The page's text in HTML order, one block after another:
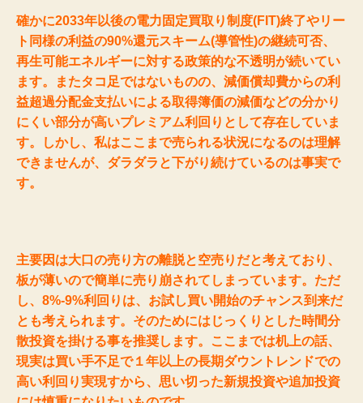
確かに2033年以後の電力固定買取り制度(FIT)終了やリー
ト同様の利益の90%還元スキーム(導管性)の継続可否、
再生可能エネルギーに対する政策的な不透明が続いてい
ます。またタコ足ではないものの、減価償却費からの利
益超過分配金支払いによる取得簿価の減価などの分かり
にくい部分が高いプレミアム利回りとして存在していま
す。しかし、私はここまで売られる状況になるのは理解
できませんが、ダラダラと下がり続けているのは事実で
す。
主要因は大口の売り方の離脱と空売りだと考えており、
板が薄いので簡単に売り崩されてしまっています。ただ
し、8%-9%利回りは、お試し買い開始のチャンス到来だ
とも考えられます。そのためにはじっくりとした時間分
散投資を掛ける事を推奨します。ここまでは机上の話、
現実は買い手不足で１年以上の長期ダウントレンドでの
高い利回り実現すから、思い切った新規投資や追加投資